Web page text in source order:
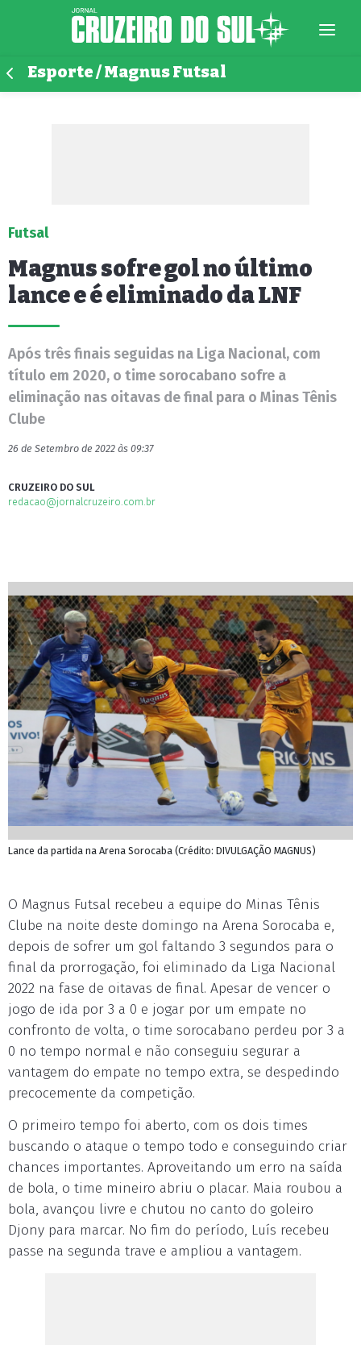
Esporte / Magnus Futsal
Futsal
Magnus sofre gol no último
lance e é eliminado da LNF
Após três finais seguidas na Liga Nacional, com
título em 2020, o time sorocabano sofre a
eliminação nas oitavas de final para o Minas Tênis
Clube
26 de Setembro de 2022 às 09:37
CRUZEIRO DO SUL
redacao@jornalcruzeiro.com.br
Lance da partida na Arena Sorocaba (Crédito: DIVULGAÇÃO MAGNUS)
O Magnus Futsal recebeu a equipe do Minas Tênis
Clube na noite deste domingo na Arena Sorocaba e,
depois de sofrer um gol faltando 3 segundos para o
final da prorrogação, foi eliminado da Liga Nacional
2022 na fase de oitavas de final. Apesar de vencer o
jogo de ida por 3 a 0 e jogar por um empate no
confronto de volta, o time sorocabano perdeu por 3 a
0 no tempo normal e não conseguiu segurar a
vantagem do empate no tempo extra, se despedindo
precocemente da competição.
O primeiro tempo foi aberto, com os dois times
buscando o ataque o tempo todo e conseguindo criar
chances importantes. Aproveitando um erro na saída
de bola, o time mineiro abriu o placar. Maia roubou a
bola, avançou livre e chutou no canto do goleiro
Djony para marcar. No fim do período, Luís recebeu
passe na segunda trave e ampliou a vantagem.